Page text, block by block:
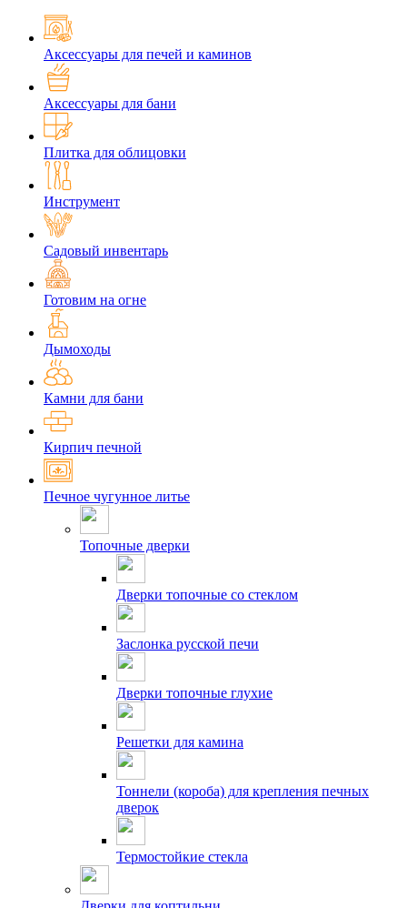
Аксессуары для печей и каминов
Аксессуары для бани
Плитка для облицовки
Инструмент
Садовый инвентарь
Готовим на огне
Дымоходы
Камни для бани
Кирпич печной
Печное чугунное литье
Топочные дверки
Дверки топочные со стеклом
Заслонка русской печи
Дверки топочные глухие
Решетки для камина
Тоннели (короба) для крепления печных
дверок
Термостойкие стекла